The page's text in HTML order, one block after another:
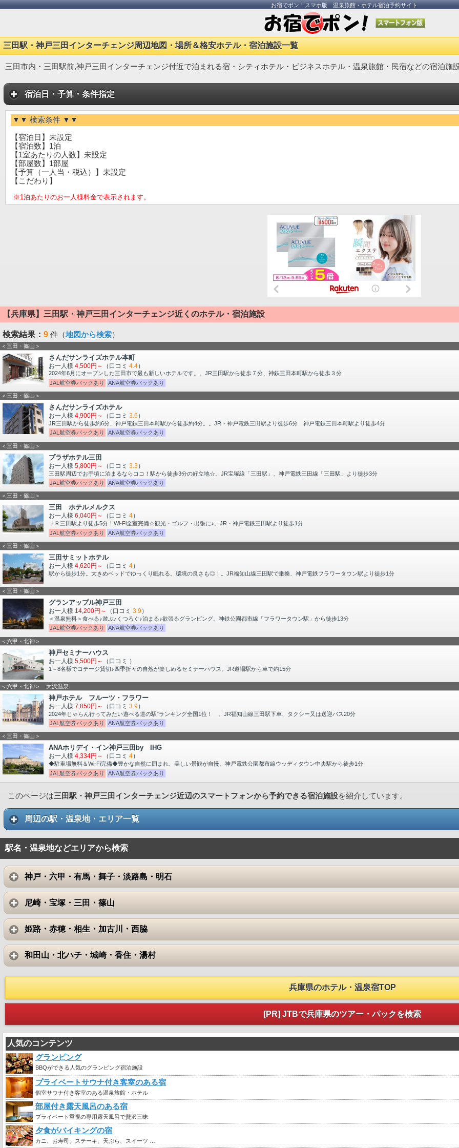
お宿でポン！スマホ版 温泉旅館・ホテル宿泊予約サイト
三田駅・神戸三田インターチェンジ周辺地図・場所＆格安ホテル・宿泊施設一覧
三田市内・三田駅前,神戸三田インターチェンジ付近で泊まれる宿・シティホテル・ビジネスホテル・温泉旅館・民宿などの宿泊施
宿泊日・予算・条件指定
▼▼ 検索条件 ▼▼
【宿泊日】未設定
【宿泊数】1泊
【1室あたりの人数】未設定
【部屋数】1部屋
【予算（一人当・税込）】未設定
【こだわり】
※1泊あたりのお一人様料金で表示されます。
【兵庫県】三田駅・神戸三田インターチェンジ近くのホテル・宿泊施設
検索結果： 9 件（地図から検索）
＜三田・篠山＞
さんだサンライズホテル本町
お一人様 4,500円～ （口コミ 4.4）
2024年6月にオープンした三田市で最も新しいホテルです。。JR三田駅から徒歩７分、神鉄三田本町駅から徒歩３分
JAL航空券パックあり
ANA航空券パックあり
＜三田・篠山＞
さんだサンライズホテル
お一人様 4,900円～ （口コミ 3.6 ）
JR三田駅から徒歩約6分、神戸電鉄三田本町駅から徒歩約4分。。JR・神戸電鉄三田駅より徒歩6分 神戸電鉄三田本町駅より徒歩4分
JAL航空券パックあり
ANA航空券パックあり
＜三田・篠山＞
プラザホテル三田
お一人様 5,800円～ （口コミ 3.3）
三田駅周辺でお手頃に泊まるならココ！駅から徒歩3分の好立地☆。JR宝塚線「三田駅」、神戸電鉄三田線「三田駅」より徒歩3分
JAL航空券パックあり
ANA航空券パックあり
＜三田・篠山＞
三田 ホテルメルクス
お一人様 6,040円～ （口コミ 4）
ＪＲ三田駅より徒歩5分！Wi-Fi全室完備☆観光・ゴルフ・出張に♪。JR・神戸電鉄三田駅より徒歩1分
JAL航空券パックあり
ANA航空券パックあり
＜三田・篠山＞
三田サミットホテル
お一人様 4,620円～ （口コミ 4）
駅から徒歩1分。大きめベッドでゆっくり眠れる。環境の良さも◎！。JR福知山線三田駅で乗換、神戸電鉄フラワータウン駅より徒歩1分
＜三田・篠山＞
グランアップル神戸三田
お一人様 14,200円～ （口コミ 3.9）
＜温泉無料＞食べる♪遊ぶ♪くつろぐ♪泊まる♪欲張るグランピング。神鉄公園都市線「フラワータウン駅」から徒歩13分
JAL航空券パックあり
ANA航空券パックあり
＜六甲・北神＞
神戸セミナーハウス
お一人様 5,500円～ （口コミ ）
1～8名様でコテージ貸切♪四季折々の自然が楽しめるセミナーハウス。JR道場駅から車で約15分
＜六甲・北神＞ 大沢温泉
神戸ホテル フルーツ・フラワー
お一人様 7,850円～ （口コミ 3.9）
2024年じゃらん行ってみたい遊べる道の駅”ランキング全国1位！ 。JR福知山線三田駅下車、タクシー又は送迎バス20分
JAL航空券パックあり
ANA航空券パックあり
＜三田・篠山＞
ANAホリデイ・イン神戸三田by IHG
お一人様 4,334円～ （口コミ 4）
◆駐車場無料＆Wi-Fi完備◆豊かな自然に囲まれ、美しい景観が自慢。神戸電鉄公園都市線ウッディタウン中央駅から徒歩1分
JAL航空券パックあり
ANA航空券パックあり
このページは三田駅・神戸三田インターチェンジ近辺のスマートフォンから予約できる宿泊施設を紹介しています。
周辺の駅・温泉地・エリア一覧
駅名・温泉地などエリアから検索
神戸・六甲・有馬・舞子・淡路島・明石
尼崎・宝塚・三田・篠山
姫路・赤穂・相生・加古川・西脇
和田山・北ハチ・城崎・香住・湯村
兵庫県のホテル・温泉宿TOP
[PR] JTBで兵庫県のツアー・パックを検索
人気のコンテンツ
グランピング
BBQができる人気のグランピング宿泊施設
プライベートサウナ付き客室のある宿
個室サウナ付き客室のある温泉旅館・ホテル
部屋付き露天風呂のある宿
プライベート重視の専用露天風呂で贅沢三昧
夕食がバイキングの宿
カニ、お寿司、ステーキ、天ぷら、スイーツ …